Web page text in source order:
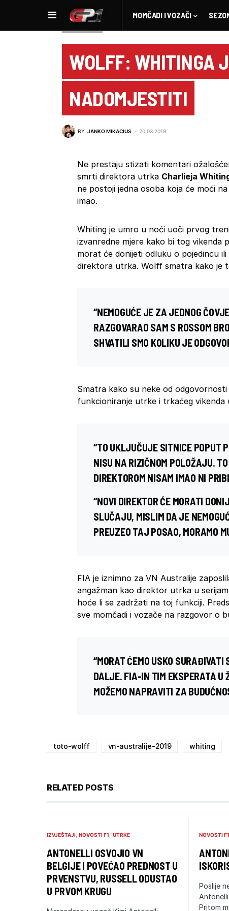
MOMČADI I VOZAČI
WOLFF: WHITINGA
NADOMJESTITI
BY JANKO MIKACIUS 20.03.2019.
Ne prestaju stizati komentari
smrti direktora utrka Charlieja
ne postoji jedna osoba koja će moći
imao.
Whiting je umro u noći uoči prvog
izvanredne mjere kako bi tog vikenda
morat će donijeti odluku o pojedincu
direktora utrka. Wolff smatra kako je
“NEMOGUĆE JE ZA JEDNOG
RAZGOVARAO SAM S ROSSOM
SHVATILI SMO KOLIKU JE
Smatra kako su neke od
funkcioniranje utrke i trkaćeg vikenda
“TO UKLJUČUJE SITNICE POPUT
NISU NA RIZIČNOM POLOŽAJU.
DIREKTOROM NISAM IMAO NI
“NOVI DIREKTOR ĆE MORATI
SLUČAJU, MISLIM DA JE
PREUZEO TAJ POSAO, MORAMO
FIA je iznimno za VN Australije
angažman kao direktor utrka u
hoće li se zadržati na toj funkciji.
sve momčadi i vozače na razgovor o
“MORAT ĆEMO USKO
DALJE. FIA-IN TIM EKSPERATA U
MOŽEMO NAPRAVITI ZA
toto-wolff vn-australije-2019 whiting
RELATED POSTS
IZVJEŠTAJI NOVOSTI F1 UTRKE
ANTONELLI OSVOJIO VN
BELGIJE I POVEĆAO PREDNOST U
PRVENSTVU, RUSSELL ODUSTAO
U PRVOM KRUGU
NOVOSTI F1
Poslije
Pritom